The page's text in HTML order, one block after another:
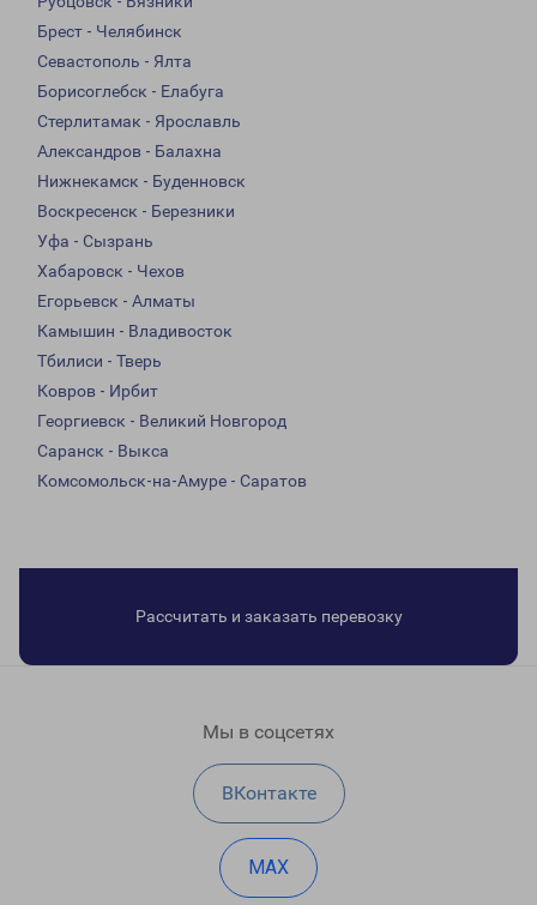
Брест - Челябинск
Севастополь - Ялта
Борисоглебск - Елабуга
Стерлитамак - Ярославль
Александров - Балахна
Нижнекамск - Буденновск
Воскресенск - Березники
Уфа - Сызрань
Хабаровск - Чехов
Егорьевск - Алматы
Камышин - Владивосток
Тбилиси - Тверь
Ковров - Ирбит
Георгиевск - Великий Новгород
Саранск - Выкса
Комсомольск-на-Амуре - Саратов
Рассчитать и заказать перевозку
Мы в соцсетях
ВКонтакте
MAX